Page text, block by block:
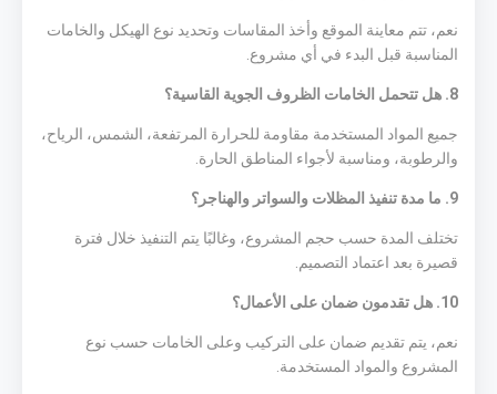
نعم، تتم معاينة الموقع وأخذ المقاسات وتحديد نوع الهيكل والخامات
المناسبة قبل البدء في أي مشروع.
8. هل تتحمل الخامات الظروف الجوية القاسية؟
جميع المواد المستخدمة مقاومة للحرارة المرتفعة، الشمس، الرياح،
والرطوبة، ومناسبة لأجواء المناطق الحارة.
9. ما مدة تنفيذ المظلات والسواتر والهناجر؟
تختلف المدة حسب حجم المشروع، وغالبًا يتم التنفيذ خلال فترة
قصيرة بعد اعتماد التصميم.
10. هل تقدمون ضمان على الأعمال؟
نعم، يتم تقديم ضمان على التركيب وعلى الخامات حسب نوع
المشروع والمواد المستخدمة.